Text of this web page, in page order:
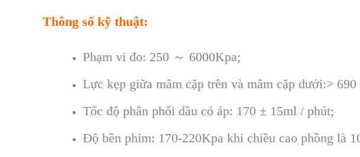
Thông số kỹ thuật:
Phạm vi đo: 250 ～ 6000Kpa;
Lực kẹp giữa mâm cặp trên và mâm cặp dưới:> 690
Tốc độ phân phối dầu có áp: 170 ± 15ml / phút;
Độ bền phim: 170-220Kpa khi chiều cao phồng là